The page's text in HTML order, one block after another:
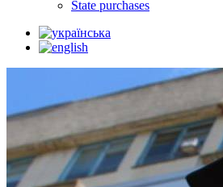
State purchases